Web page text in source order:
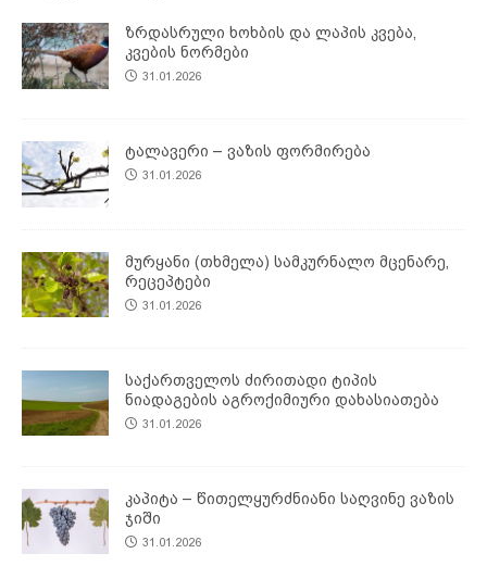
ზრდასრული ხოხბის და ლაპის კვება,
კვების ნორმები
31.01.2026
ტალავერი – ვაზის ფორმირება
31.01.2026
მურყანი (თხმელა) სამკურნალო მცენარე,
რეცეპტები
31.01.2026
საქართველოს ძირითადი ტიპის
ნიადაგების აგროქიმიური დახასიათება
31.01.2026
კაპიტა – წითელყურძნიანი საღვინე ვაზის
ჯიში
31.01.2026